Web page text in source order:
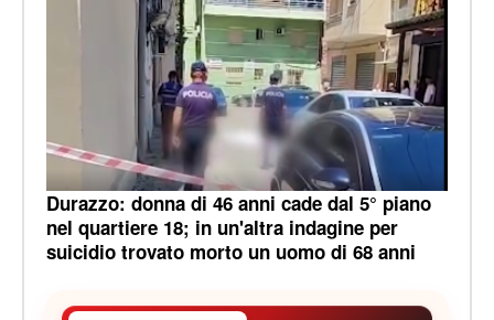
Durazzo: donna di 46 anni cade dal 5° piano
nel quartiere 18; in un'altra indagine per
suicidio trovato morto un uomo di 68 anni